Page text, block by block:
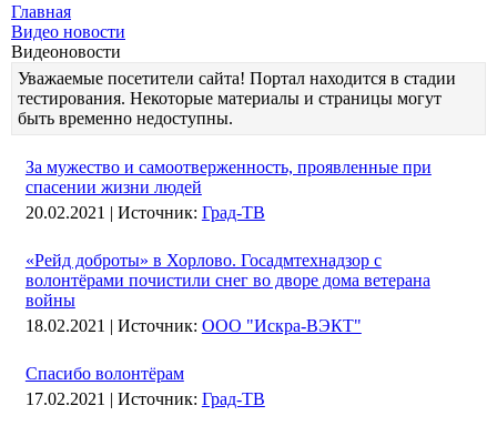
Главная
Видео новости
Видеоновости
Уважаемые посетители сайта! Портал находится в стадии
тестирования. Некоторые материалы и страницы могут
быть временно недоступны.
За мужество и самоотверженность, проявленные при
спасении жизни людей
20.02.2021 | Источник: Град-ТВ
«Рейд доброты» в Хорлово. Госадмтехнадзор с
волонтёрами почистили снег во дворе дома ветерана
войны
18.02.2021 | Источник: ООО "Искра-ВЭКТ"
Спасибо волонтёрам
17.02.2021 | Источник: Град-ТВ